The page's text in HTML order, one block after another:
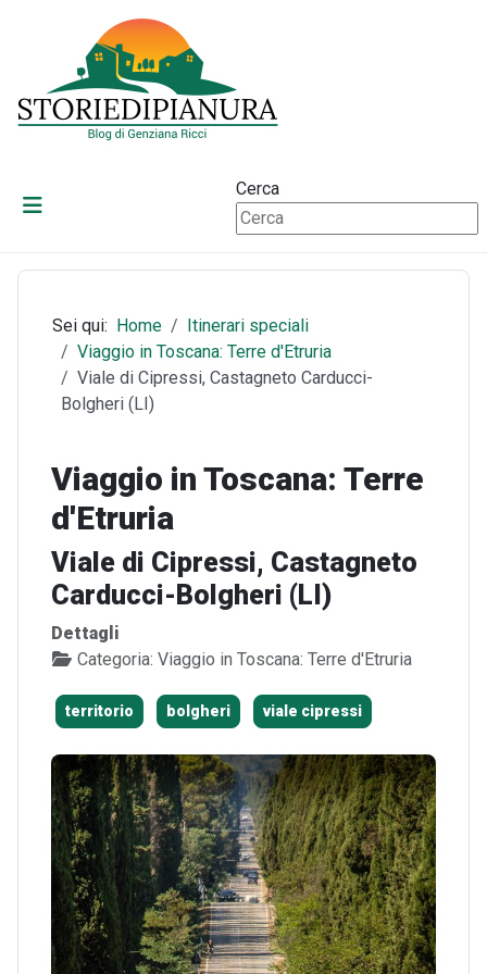
Cerca
Sei qui: Home
Itinerari speciali
Viaggio in Toscana: Terre d'Etruria
Viale di Cipressi, Castagneto Carducci-
Bolgheri (LI)
Viaggio in Toscana: Terre
d'Etruria
Viale di Cipressi, Castagneto
Carducci-Bolgheri (LI)
Dettagli
Categoria: Viaggio in Toscana: Terre d'Etruria
territorio bolgheri viale cipressi